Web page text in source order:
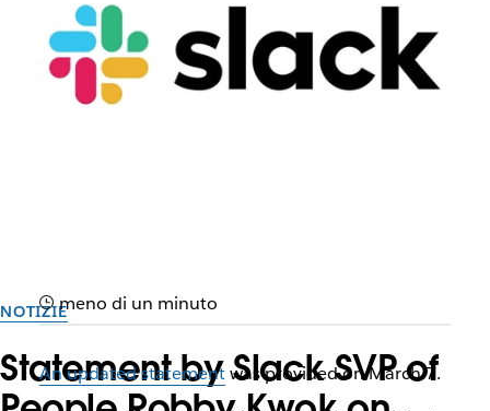
NOTIZIE
Statement by Slack SVP of
meno di un minuto
An updated statementwas provided on March 7.